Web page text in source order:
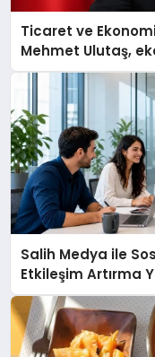
Ticaret ve
Mehmet Ulutaş,
açıklamada
Salih Medya ile
Etkileşim Artırma